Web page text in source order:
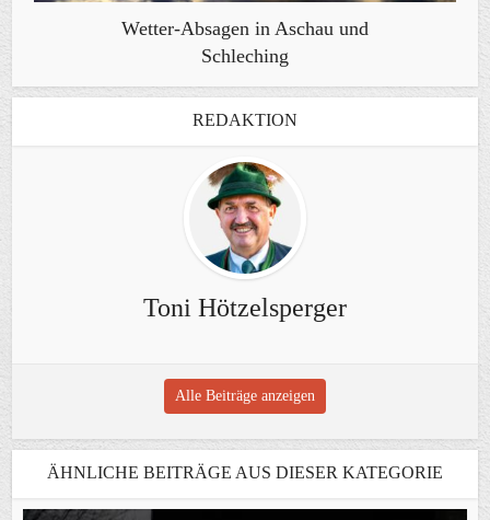
Wetter-Absagen in Aschau und
Schleching
REDAKTION
Toni Hötzelsperger
Alle Beiträge anzeigen
ÄHNLICHE BEITRÄGE AUS DIESER KATEGORIE